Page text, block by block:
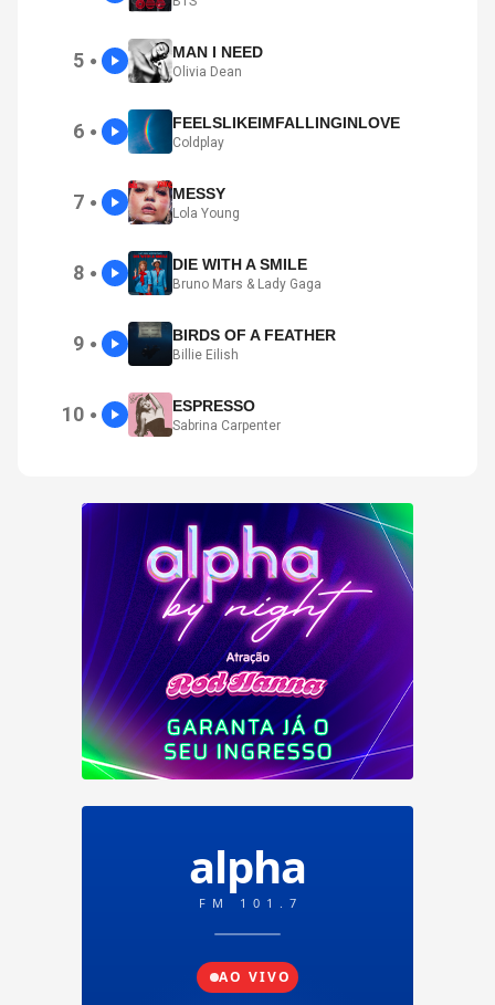
5 ● MAN I NEED
Olivia Dean
6 ● FEELSLIKEIMFALLINGINLOVE
Coldplay
7 ● MESSY
Lola Young
8 ● DIE WITH A SMILE
Bruno Mars & Lady Gaga
9 ● BIRDS OF A FEATHER
Billie Eilish
10 ● ESPRESSO
Sabrina Carpenter